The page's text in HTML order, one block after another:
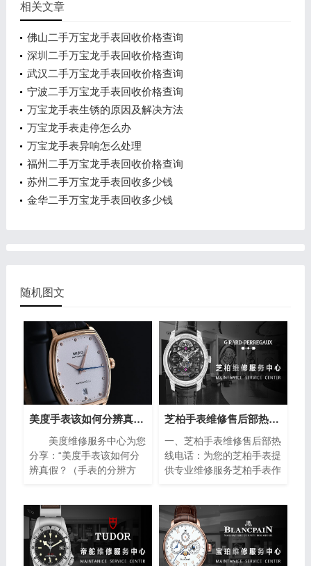
相关文章
佛山二手万宝龙手表回收价格查询
深圳二手万宝龙手表回收价格查询
武汉二手万宝龙手表回收价格查询
宁波二手万宝龙手表回收价格查询
万宝龙手表生锈的原因及解决方法
万宝龙手表走停怎么办
万宝龙手表异响怎么处理
福州二手万宝龙手表回收价格查询
苏州二手万宝龙手表回收多少钱
金华二手万宝龙手表回收多少钱
随机图文
美度手表该如何分辨真假？（手表的分辨方法）
美度维修服务中心为您
分享：“美度手表该如何分
辨真假？（手表的分辨方
精湛的工艺和高品质的材料
而闻名于世。然而，随着假
冒产品的泛滥，如何准确鉴
别美度手表的真伪成为许多
芝柏手表维修售后部热线电话(专业芝柏手表维修服务，售后热线24小时为您解答)
一、芝柏手表维修售后部热
线电话：为您的芝柏手表提
供专业维修服务芝柏手表作
全球消费者的青睐。然而，
即使是最优质的手表也无法
避免出现故障或需要保养的
情况。在这种情况下，芝柏